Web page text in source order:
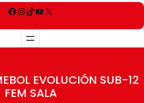
EVOLUCIÓN SUB-12
FEM SALA